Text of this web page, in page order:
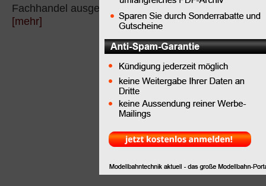
Fachhandel ausgeliefert werden
[mehr]